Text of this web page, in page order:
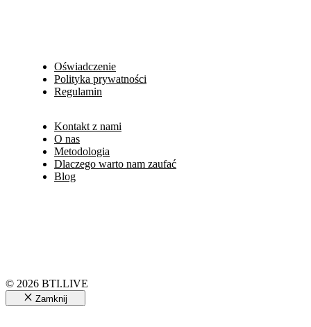
Oświadczenie
Polityka prywatności
Regulamin
Kontakt z nami
O nas
Metodologia
Dlaczego warto nam zaufać
Blog
© 2026 BTI.LIVE
Zamknij